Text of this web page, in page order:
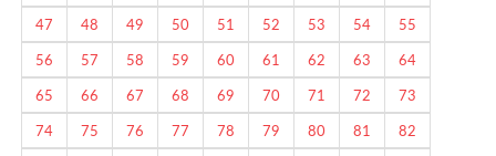
47
48 49 50 51 52 53 54
55
56
57 58 59 60 61 62 63
64
65
66 67 68 69 70 71 72
73
74
75 76 77 78 79 80 81
82